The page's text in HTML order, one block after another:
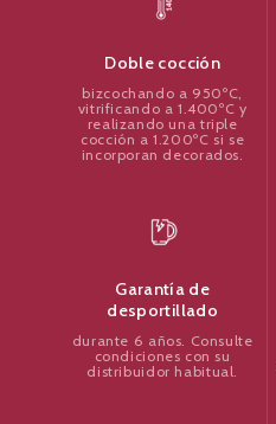
Doble cocción
bizcochando a 950ºC,
vitrificando a 1.400ºC y
realizando una triple
cocción a 1.200ºC si se
incorporan decorados.
Garantía de
desportillado
durante 6 años. Consulte
condiciones con su
distribuidor habitual.